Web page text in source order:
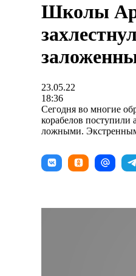
Школы
23.05.22
18:36
Сегодня во многие
корабелов
ложными.